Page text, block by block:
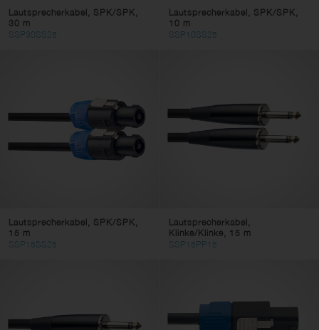
Lautsprecherkabel, SPK/SPK,
30 m
SSP30SS25
Lautsprecherkabel, SPK/SPK,
10 m
SSP10SS25
Lautsprecherkabel, SPK/SPK,
15 m
SSP15SS25
Lautsprecherkabel,
Klinke/Klinke, 15 m
SSP15PP15